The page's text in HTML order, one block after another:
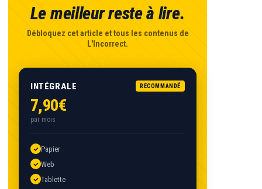
Le meilleur reste à lire.
Débloquez cet article et tous les contenus de
L'Incorrect.
INTÉGRALE RECOMMANDÉ
7,90€
par mois
Papier
Web
Tablette